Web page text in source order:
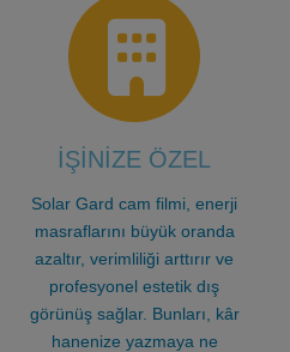
İŞİNİZE ÖZEL
Solar Gard cam filmi, enerji
masraflarını büyük oranda
azaltır, verimliliği arttırır ve
profesyonel estetik dış
görünüş sağlar. Bunları, kâr
hanenize yazmaya ne